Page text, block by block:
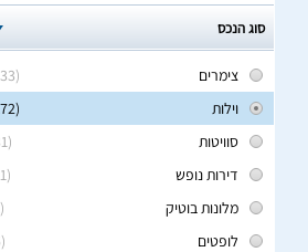
סוג הנכס
(133)
צימרים
(172)
וילות
(31)
סוויטות
(11)
דירות נופש
(1)
מלונות בוטיק
(5)
לופטים